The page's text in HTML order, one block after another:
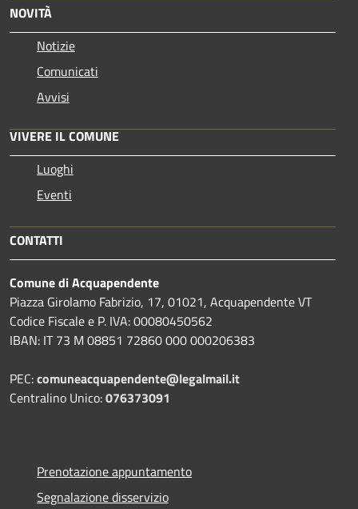
NOVITÀ
Notizie
Comunicati
Avvisi
VIVERE IL COMUNE
Luoghi
Eventi
CONTATTI
Comune di Acquapendente
Piazza Girolamo Fabrizio, 17, 01021, Acquapendente VT
Codice Fiscale e P. IVA: 00080450562
IBAN: IT 73 M 08851 72860 000 000206383
PEC:comuneacquapendente@legalmail.it
Centralino Unico:076373091
Prenotazione appuntamento
Segnalazione disservizio